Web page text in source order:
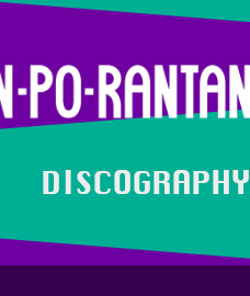
DISCOGRAPHY